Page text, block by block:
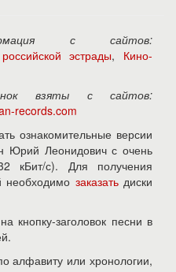
с сайтов:
эстрады, Кино-
взяты с сайтов:
records.com
ознакомительные версии
Юрий Леонидович с очень
кБит/с). Для получения
необходимо заказатьдиски
кнопку-заголовок песни в
алфавиту или хронологии,